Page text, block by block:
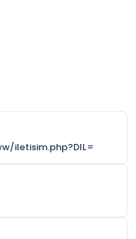
rehberli
iletisim.php?DIL=